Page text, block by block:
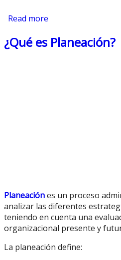
Read more
¿Qué es Planeación?
Planeaciónes un proceso
analizar las diferentes
teniendo en cuenta una
organizacional presente y
La planeación define: